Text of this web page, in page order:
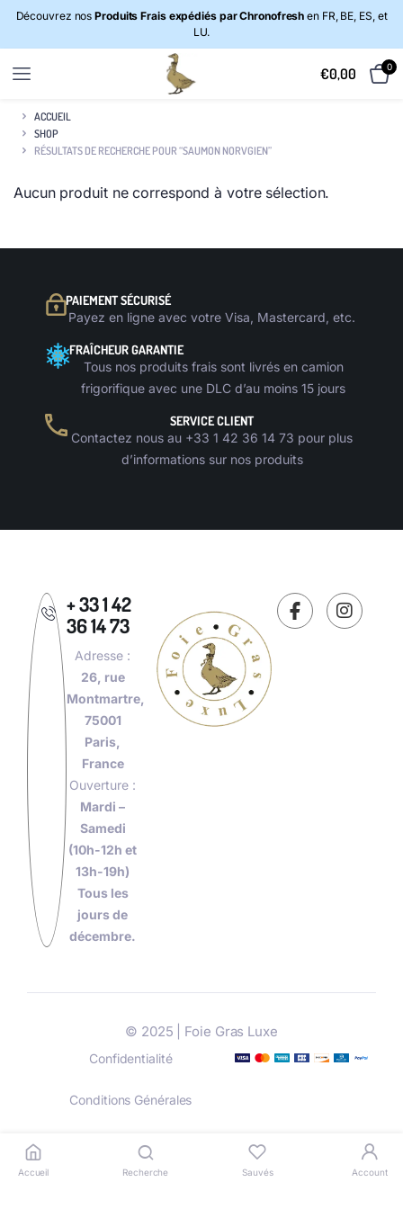
Découvrez nosProduits Frais expédiés par Chronofresh en FR, BE, ES, et
LU.
€0,00 0
Accueil Recherche Sauvés Account
ACCUEIL
SHOP
RÉSULTATS DE RECHERCHE POUR “SAUMON NORVGIEN”
Aucun produit ne correspond à votre sélection.
PAIEMENT SÉCURISÉ
Payez en ligne avec votre Visa, Mastercard, etc.
FRAÎCHEUR GARANTIE
Tous nos produits frais sont livrés en camion
frigorifique avec une DLC d’au moins 15 jours
SERVICE CLIENT
Contactez nous au +33 1 42 36 14 73 pour plus
d’informations sur nos produits
+ 33 1 42
36 14 73
Adresse :
26, rue
Montmartre,
75001
Paris,
France
Ouverture :
Mardi –
Samedi
(10h-12h et
13h-19h)
Tous les
jours de
décembre.
© 2025 | Foie Gras Luxe
Confidentialité
Conditions Générales